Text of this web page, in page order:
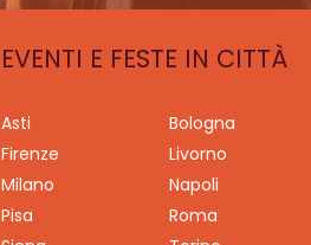
EVENTI E FESTE IN CITTÀ
Asti Bologna
Firenze
Livorno
Milano
Napoli
Pisa
Roma